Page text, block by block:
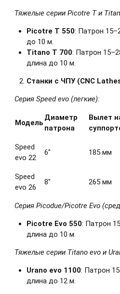
Тяжелые серии Picotre T и
Picotre T 550: Патрон
до 10 м.
Titano T 700: Патрон
длина до 10 м.
Станки с ЧПУ (CNC
Серия Speed evo (легкие):
Модель
Диаметр
патрона
Вылет
Speed
evo 22
6" 185 мм
Speed
evo 26
8" 265 мм
Серия Picodue/Picotre Evo
Picotre Evo 550: Патрон
длина до 10 м.
Тяжелые серии Titano evo и
Urano evo 1100: Патрон
длина до 12 м.